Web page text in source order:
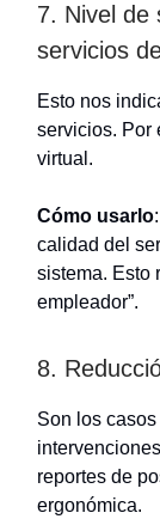
7. Nivel de
servicios
Esto nos
servicios. Por
virtual.
Cómo usarlo
calidad del
sistema. Esto
empleador”.
8.
Son los
reportes de
ergonómica.